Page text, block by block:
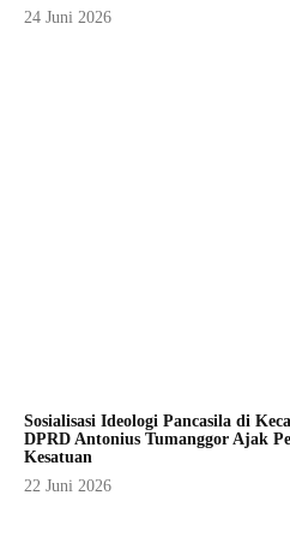
24 Juni 2026
Sosialisasi Ideologi Pancasila di
DPRD Antonius Tumanggor Ajak
Kesatuan
22 Juni 2026